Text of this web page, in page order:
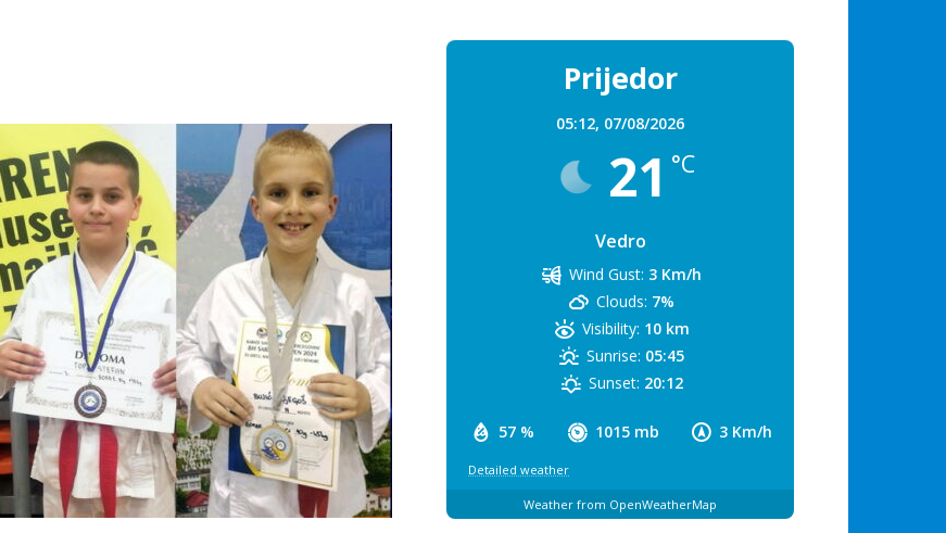
Prijedor
05:12, 07/08/2026
21 °C
Vedro
57 % 1015 mb 3 Km/h
Wind Gust: 3 Km/h
Clouds: 7%
Visibility: 10 km
Sunrise: 05:45
Sunset: 20:12
Detailed weather
Weather from OpenWeatherMap